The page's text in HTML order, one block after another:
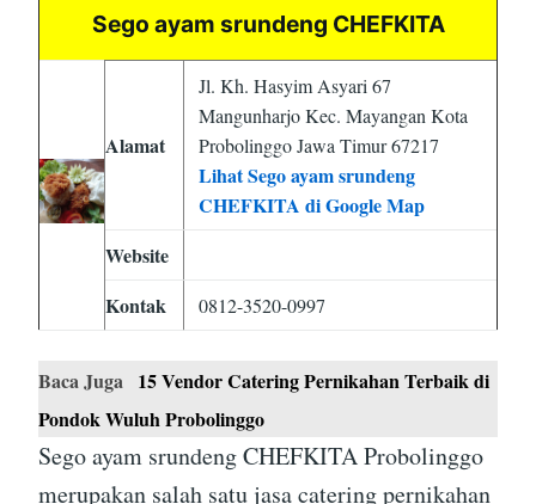
Sego ayam srundeng CHEFKITA
Alamat
Jl. Kh. Hasyim Asyari 67
Mangunharjo Kec. Mayangan Kota
Probolinggo Jawa Timur 67217
Lihat Sego ayam srundeng
CHEFKITA di Google Map
Website
Kontak
0812-3520-0997
Baca Juga 15 Vendor Catering Pernikahan Terbaik di
Pondok Wuluh Probolinggo
Sego ayam srundeng CHEFKITA Probolinggo
merupakan salah satu jasa catering pernikahan